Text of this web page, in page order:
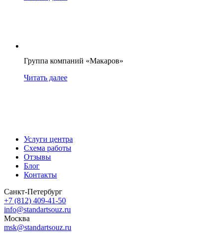
Группа компаний «Макаров»
Читать далее
Услуги центра
Схема работы
Отзывы
Блог
Контакты
Санкт-Петербург
+7 (812) 409-41-50
info@standartsouz.ru
Москва
msk@standartsouz.ru